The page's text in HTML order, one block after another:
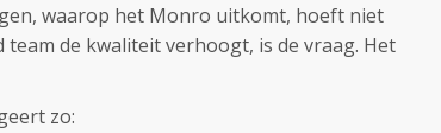
waarop het Monro uitkomt, hoeft niet
de kwaliteit verhoogt, is de vraag. Het
zo: